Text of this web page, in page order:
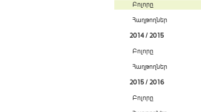
Բոլորը
Հաղթողներ
2014 / 2015
Բոլորը
Հաղթողներ
2015 / 2016
Բոլորը